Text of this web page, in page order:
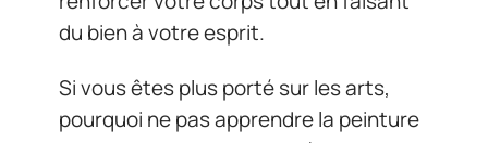
du bien à votre esprit.
Si vous êtes plus porté sur les arts,
pourquoi ne pas apprendre la peinture